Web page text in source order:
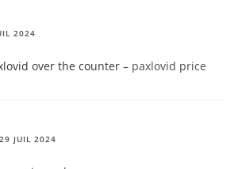
2024
over the counter – paxlovid price
29 JUIL 2024